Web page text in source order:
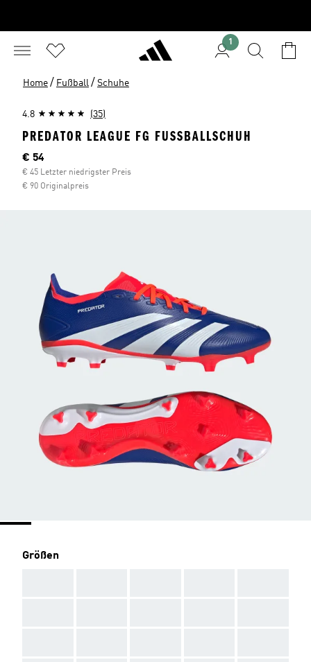
1
Home / Fußball / Schuhe
4.8 (35)
PREDATOR LEAGUE FG FUSSBALLSCHUH
Aktueller Preis
€ 54
€ 45 Letzter niedrigster Preis
€ 90 Originalpreis
Größen